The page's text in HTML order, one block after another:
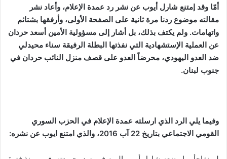
أمّا وقد إمتنع شارل أيوب عن نشر رد عمدة الإعلام، وأعاد نشر
مقالته موضوع ردنا مرة ثانية على الصفحة الأولى، وأرفقها بشتائم
واتهامات. ولم يكتف بذلك، بل أشار إلى مسؤولية الأمين أسعد حردان
عن العملية الإستشهادية التي نفذتها البطلة الرفيقة سناء محيدلي
ضد العدو اليهودي، محرضاً العدو على قصف منزل النائب حردان في
جنوب لبنان.
وفيما يلي الرد الذي ارسلته عمدة الإعلام في الحزب السوري
القومي الاجتماعي بتاريخ 22 آب 2016، والذي امتنع ايوب عن نشره: